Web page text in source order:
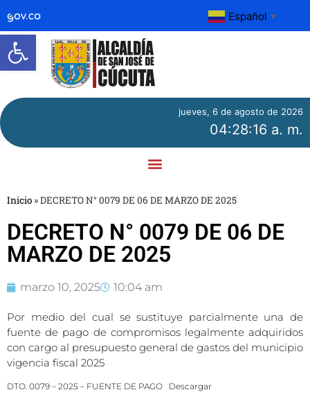
Abrir barra de herramientas
Español ▼
jueves, 6 de agosto de 2026
04:28:16 a. m.
Inicio »DECRETO N° 0079 DE 06 DE MARZO DE 2025
DECRETO N° 0079 DE 06 DE
MARZO DE 2025
marzo 10, 2025 10:04 am
Por medio del cual se sustituye parcialmente una de
fuente de pago de compromisos legalmente adquiridos
con cargo al presupuesto general de gastos del municipio
vigencia fiscal 2025
DTO. 0079 – 2025 – FUENTE DE PAGO Descargar